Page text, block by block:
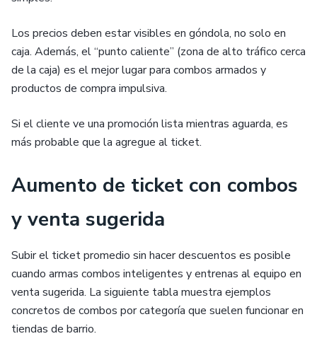
Los precios deben estar visibles en góndola, no solo en
caja. Además, el “punto caliente” (zona de alto tráfico cerca
de la caja) es el mejor lugar para combos armados y
productos de compra impulsiva.
Si el cliente ve una promoción lista mientras aguarda, es
más probable que la agregue al ticket.
Aumento de ticket con combos
y venta sugerida
Subir el ticket promedio sin hacer descuentos es posible
cuando armas combos inteligentes y entrenas al equipo en
venta sugerida. La siguiente tabla muestra ejemplos
concretos de combos por categoría que suelen funcionar en
tiendas de barrio.